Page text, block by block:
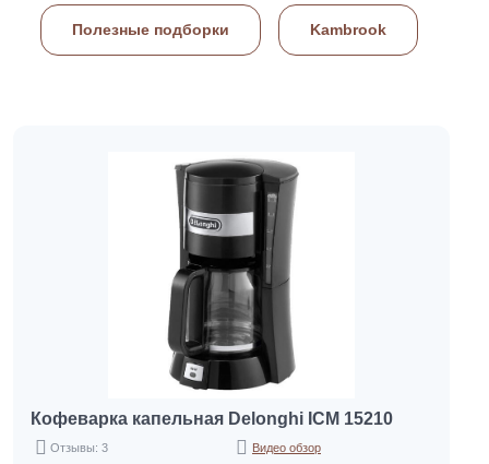
Полезные подборки Kambrook
Кофеварка капельная Delonghi ICM 15210
Отзывы: 3 Видео обзор